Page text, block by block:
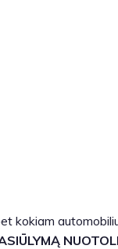
kokiam